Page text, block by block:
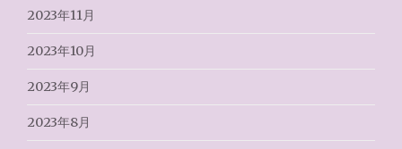
2023年11月
2023年10月
2023年9月
2023年8月